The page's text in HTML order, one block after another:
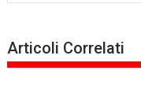
Articoli Correlati